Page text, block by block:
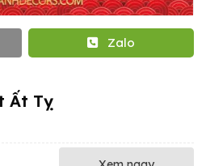
Zalo
Ất Tỵ